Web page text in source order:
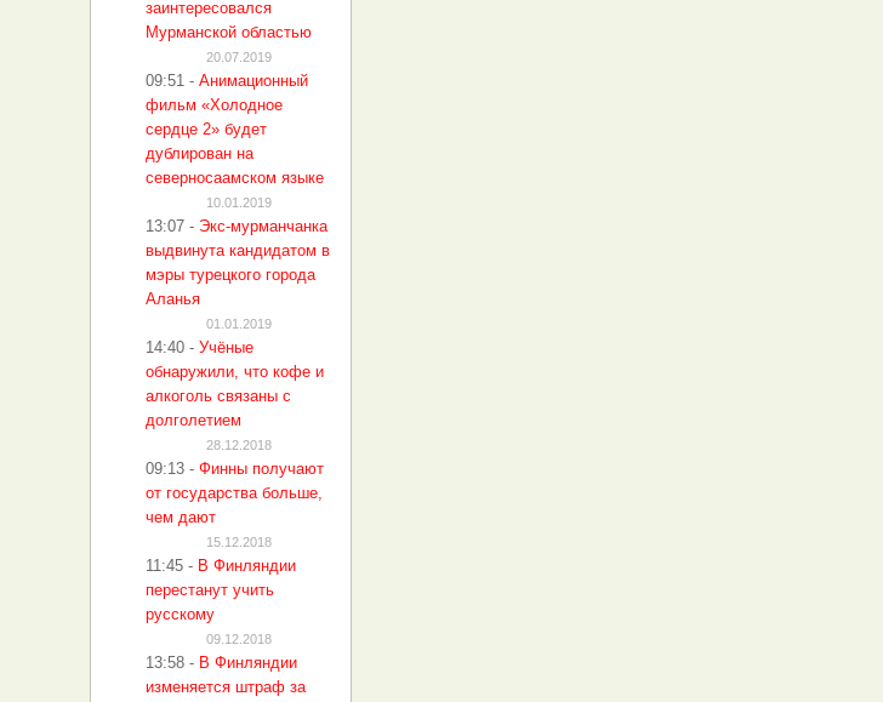
заинтересовался
Мурманской областью
20.07.2019
09:51 - Анимационный
фильм «Холодное
сердце 2» будет
дублирован на
северносаамском языке
10.01.2019
13:07 - Экс-мурманчанка
выдвинута кандидатом в
мэры турецкого города
Аланья
01.01.2019
14:40 - Учёные
обнаружили, что кофе и
алкоголь связаны с
долголетием
28.12.2018
09:13 - Финны получают
от государства больше,
чем дают
15.12.2018
11:45 - В Финляндии
перестанут учить
русскому
09.12.2018
13:58 - В Финляндии
изменяется штраф за